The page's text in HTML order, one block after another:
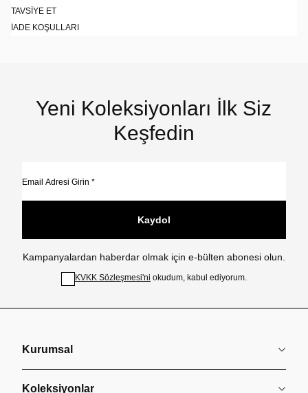
TAVSIYE ET
İADE KOŞULLARI
Yeni Koleksiyonları İlk Siz
Keşfedin
Kaydol
Kampanyalardan haberdar olmak için e-bülten abonesi olun.
KVKK Sözleşmesi'ni okudum, kabul ediyorum.
Kurumsal
Koleksiyonlar